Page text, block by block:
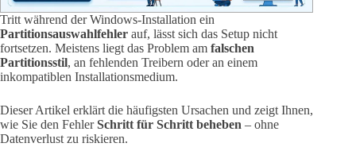
Tritt während der Windows-Installation ein
Partitionsauswahlfehler auf, lässt sich das Setup nicht
fortsetzen. Meistens liegt das Problem am falschen
Partitionsstil, an fehlenden Treibern oder an einem
inkompatiblen Installationsmedium.
Dieser Artikel erklärt die häufigsten Ursachen und zeigt Ihnen,
wie Sie den FehlerSchritt für Schritt beheben – ohne
Datenverlust zu riskieren.